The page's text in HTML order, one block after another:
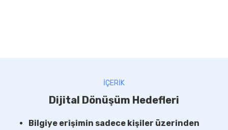
İÇERİK
Dijital Dönüşüm Hedefleri
Bilgiye erişimin sadece kişiler üzerinden